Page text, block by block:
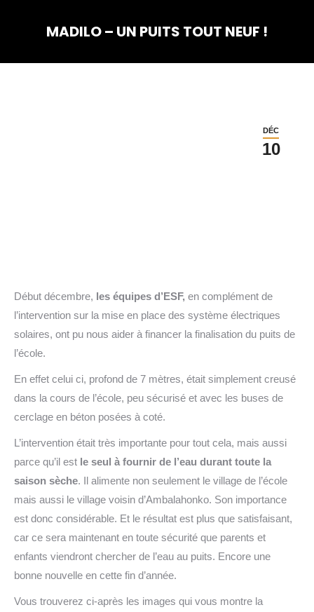
MADILO – UN PUITS TOUT NEUF !
DÉC
10
Début décembre, les équipes d’ESF, en complément de
l’intervention sur la mise en place des système électriques
solaires, ont pu nous aider à financer la finalisation du puits de
l’école.
En effet celui ci, profond de 7 mètres, était simplement creusé
dans la cours de l’école, peu sécurisé et avec les buses de
cerclage en béton posées à coté.
L’intervention était très importante pour tout cela, mais aussi
parce qu’il est le seul à fournir de l’eau durant toute la
saison sèche. Il alimente non seulement le village de l’école
mais aussi le village voisin d’Ambalahonko. Son importance
est donc considérable. Et le résultat est plus que satisfaisant,
car ce sera maintenant en toute sécurité que parents et
enfants viendront chercher de l’eau au puits. Encore une
bonne nouvelle en cette fin d’année.
Vous trouverez ci-après les images qui vous montre la